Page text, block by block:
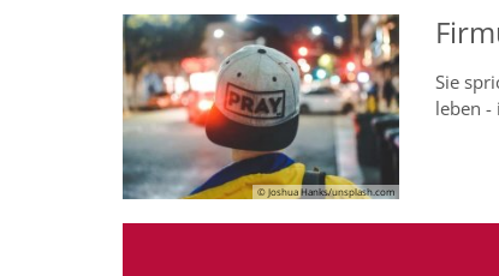
© Joshua Hanks/unsplash.com
Sie
leben -